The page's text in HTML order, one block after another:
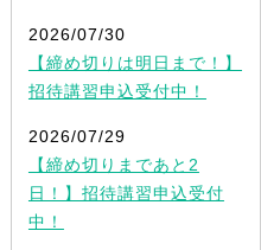
2026/07/30
【締め切りは明日まで！】
招待講習申込受付中！
2026/07/29
【締め切りまであと2
日！】招待講習申込受付
中！